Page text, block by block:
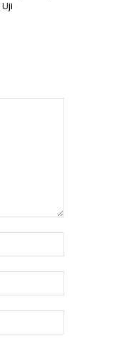
Uji